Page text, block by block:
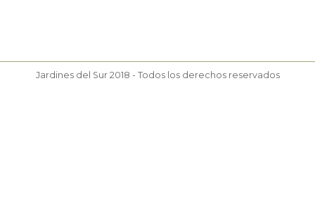
Jardines del Sur 2018 - Todos los derechos reservados